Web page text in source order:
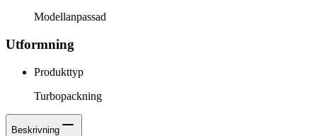
Modellanpassad
Utformning
Produkttyp
Turbopackning
Beskrivning